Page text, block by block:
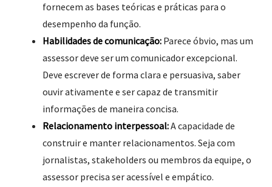
fornecem as bases teóricas e práticas para o
desempenho da função.
Habilidades de comunicação: Parece óbvio, mas um
assessor deve ser um comunicador excepcional.
Deve escrever de forma clara e persuasiva, saber
ouvir ativamente e ser capaz de transmitir
informações de maneira concisa.
Relacionamento interpessoal:A capacidade de
construir e manter relacionamentos. Seja com
jornalistas, stakeholders ou membros da equipe, o
assessor precisa ser acessível e empático.